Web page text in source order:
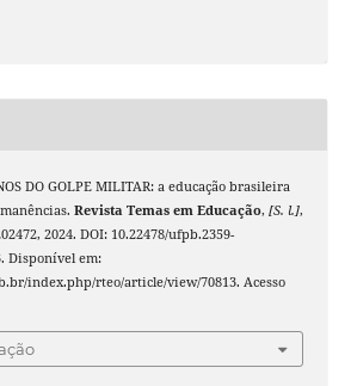
DO GOLPE MILITAR: a educação brasileira
Revista Temas em Educação, [S. l.],
2024. DOI: 10.22478/ufpb.2359-
Disponível em:
index.php/rteo/article/view/70813. Acesso